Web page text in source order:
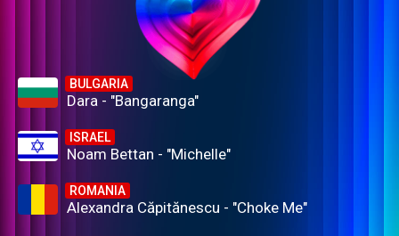
BULGARIA
Dara - "Bangaranga"
ISRAEL
Noam Bettan - "Michelle"
ROMANIA
Alexandra Căpitănescu - "Choke Me"